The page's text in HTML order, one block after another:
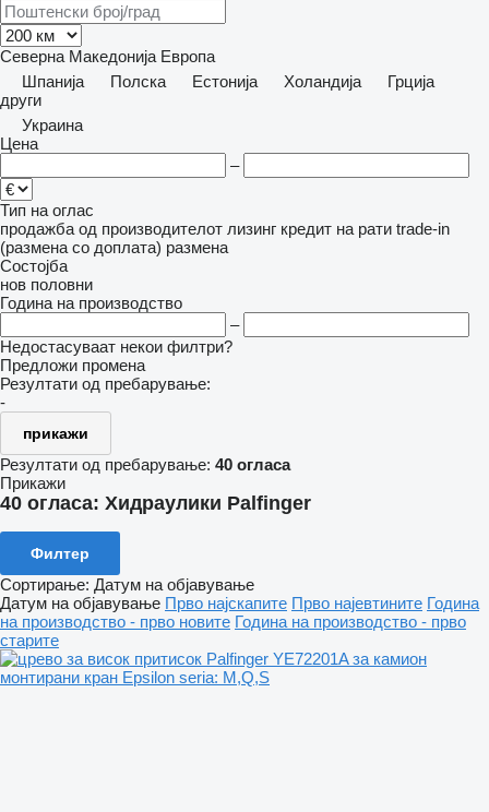
Северна Македонија Европа
Шпанија
Полска Естонија Холандија
Грција
други
Украина
Цена
–
Тип на оглас
продажба од производителот лизинг кредит на рати trade-in
(размена со доплата) размена
Состојба
нов половни
Година на производство
–
Недостасуваат некои филтри?
Предложи промена
Резултати од пребарување:
-
прикажи
Резултати од пребарување: 40 огласа
Прикажи
40 огласа: Хидраулики Palfinger
Филтер
Сортирање: Датум на објавување
Датум на објавување Прво најскапите Прво најевтините Година
на производство - прво новите Година на производство - прво
старите